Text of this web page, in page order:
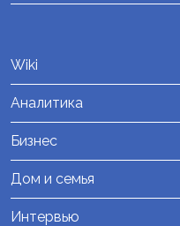
Wiki
Аналитика
Бизнес
Дом и семья
Интервью